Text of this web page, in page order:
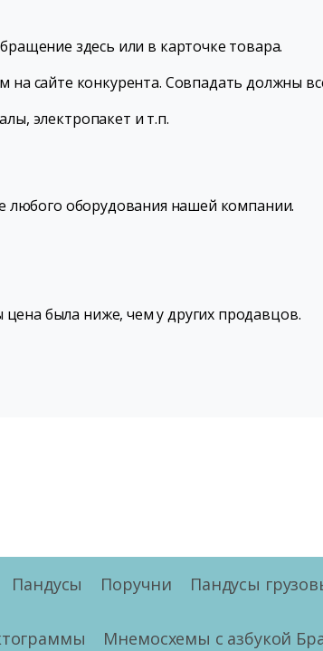
здесь или в карточке товара.
на сайте конкурента. Совпадать должны
электропакет и т.п.
любого оборудования нашей компании.
была ниже, чем у других продавцов.
Пандусы Поручни Пандусы
Мнемосхемы с азбукой